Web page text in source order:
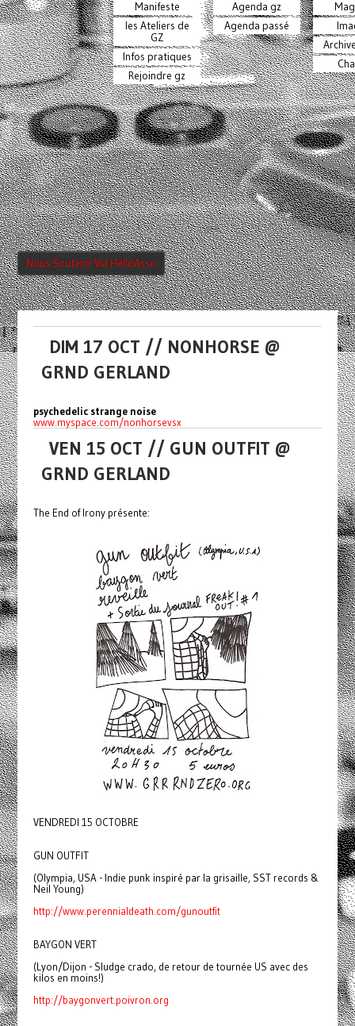
Manifeste
les Ateliers de
GZ
Infos pratiques
Rejoindre gz
Agenda gz
Agenda passé
Nous Soutenir Via HelloAsso
DIM 17 OCT // NONHORSE @
GRND GERLAND
psychedelic strange noise
www.myspace.com/nonhorsevsx
VEN 15 OCT // GUN OUTFIT @
GRND GERLAND
The End of Irony présente:
VENDREDI 15 OCTOBRE
GUN OUTFIT
(Olympia, USA - Indie punk inspiré par la grisaille, SST records &
Neil Young)
http://www.perennialdeath.com/gunoutfit
BAYGON VERT
(Lyon/Dijon - Sludge crado, de retour de tournée US avec des
kilos en moins!)
http://baygonvert.poivron.org